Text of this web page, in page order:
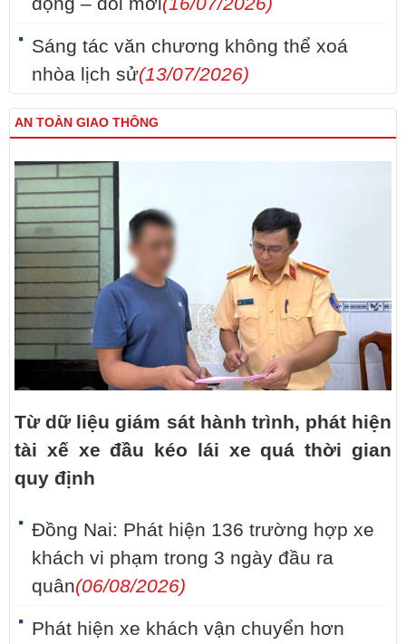
Sáng tác văn chương không thể xoá
nhòa lịch sử(13/07/2026)
AN TOÀN GIAO THÔNG
Từ dữ liệu giám sát hành trình, phát hiện
tài xế xe đầu kéo lái xe quá thời gian
quy định
Đồng Nai: Phát hiện 136 trường hợp xe
khách vi phạm trong 3 ngày đầu ra
quân(06/08/2026)
Phát hiện xe khách vận chuyển hơn